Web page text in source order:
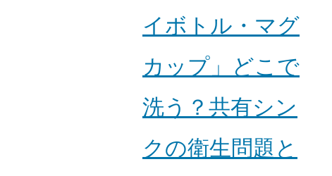
イボトル・マグ
カップ」どこで
洗う？共有シン
クの衛生問題と